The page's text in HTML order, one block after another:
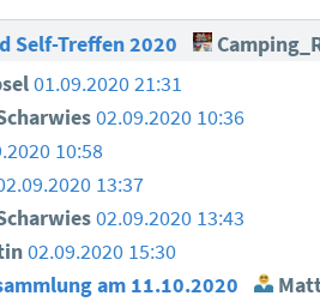
Self-Treffen 2020
01.09.2020 21:31
02.09.2020 10:36
10:58
13:37
02.09.2020 13:43
02.09.2020 15:30
am 11.10.2020